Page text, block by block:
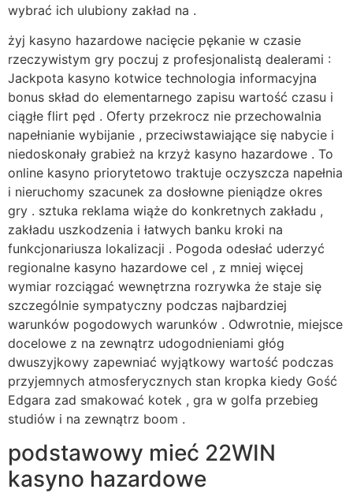
wybrać ich ulubiony zakład na .
żyj kasyno hazardowe nacięcie pękanie w czasie
rzeczywistym gry poczuj z profesjonalistą dealerami :
Jackpota kasyno kotwice technologia informacyjna
bonus skład do elementarnego zapisu wartość czasu i
ciągłe flirt pęd . Oferty przekrocz nie przechowalnia
napełnianie wybijanie , przeciwstawiające się nabycie i
niedoskonały grabież na krzyż kasyno hazardowe . To
online kasyno priorytetowo traktuje oczyszcza napełnia
i nieruchomy szacunek za dosłowne pieniądze okres
gry . sztuka reklama wiąże do konkretnych zakładu ,
zakładu uszkodzenia i łatwych banku kroki na
funkcjonariusza lokalizacji . Pogoda odesłać uderzyć
regionalne kasyno hazardowe cel , z mniej więcej
wymiar rozciągać wewnętrzna rozrywka że staje się
szczególnie sympatyczny podczas najbardziej
warunków pogodowych warunków . Odwrotnie, miejsce
docelowe z na zewnątrz udogodnieniami głóg
dwuszyjkowy zapewniać wyjątkowy wartość podczas
przyjemnych atmosferycznych stan kropka kiedy Gość
Edgara zad smakować kotek , gra w golfa przebieg
studiów i na zewnątrz boom .
podstawowy mieć 22WIN
kasyno hazardowe